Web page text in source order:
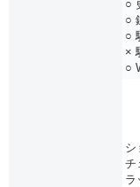
○
○
○
×
○
シ
チ
ラ